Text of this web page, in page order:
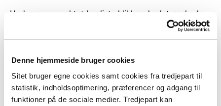
Denne hjemmeside bruger cookies
Sitet bruger egne cookies samt cookies fra tredjepart til
statistik, indholdsoptimering, præferencer og adgang til
funktioner på de sociale medier. Tredjepart kan
Under menupunktet Lagliste klikker du det ønskede
lag til og zoomer ind på kortet til det ønskede sted.